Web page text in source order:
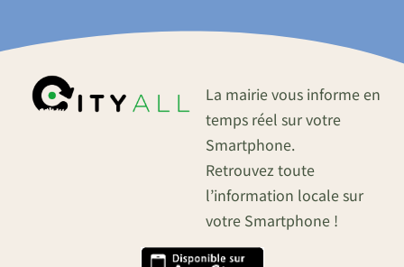
La mairie vous informe en
temps réel sur votre
Smartphone.
Retrouvez toute
l’information locale sur
votre Smartphone !